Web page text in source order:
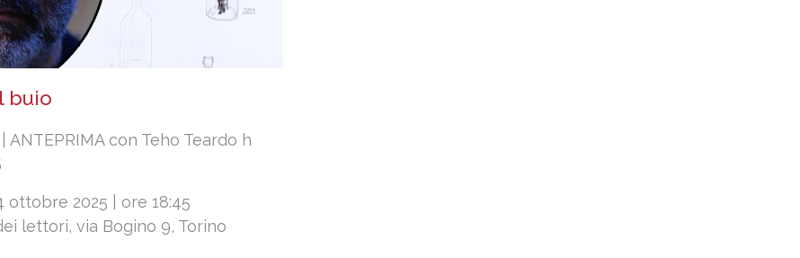
buio
ANTEPRIMA con Teho Teardo h
ottobre 2025 | ore 18:45
lettori, via Bogino 9, Torino